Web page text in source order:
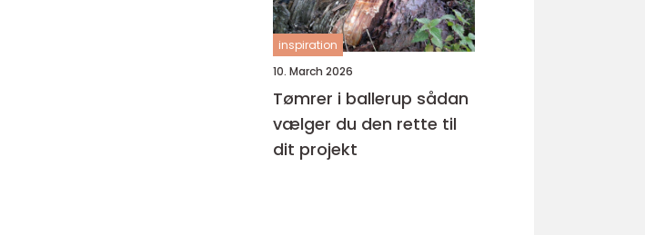
inspiration
10. March 2026
Tømrer i ballerup sådan
vælger du den rette til
dit projekt